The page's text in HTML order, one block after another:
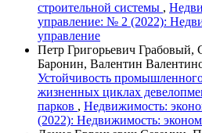
строительной системы ,
управление: № 2 (2022):
управление
Петр Григорьевич Грабовый,
Баронин, Валентин
Устойчивость промышленного
жизненных циклах
парков , Недвижимость:
(2022): Недвижимость: